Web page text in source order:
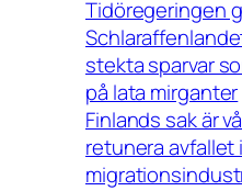
Tidöregeringen
stekta sparvar
på lata mirganter
Finlands sak är
retunera avfallet